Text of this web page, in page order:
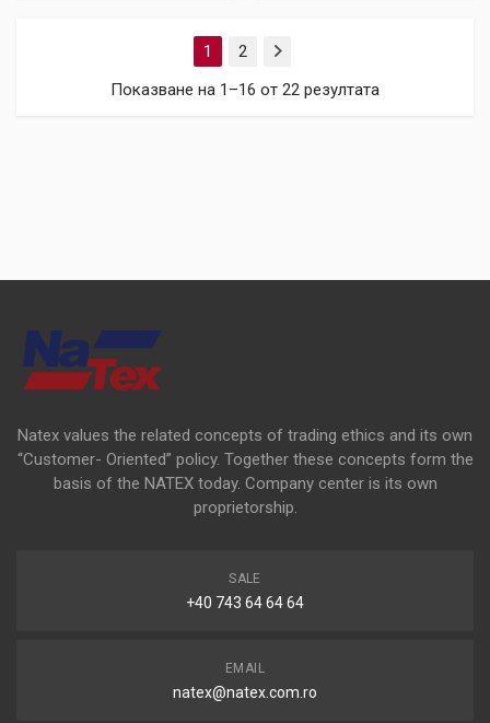
1 2
Next
Показване на 1–16 от 22 резултата
Natex values the related concepts of trading ethics and its own
“Customer- Oriented” policy. Together these concepts form the
basis of the NATEX today. Company center is its own
proprietorship.
SALE
+40 743 64 64 64
EMAIL
natex@natex.com.ro